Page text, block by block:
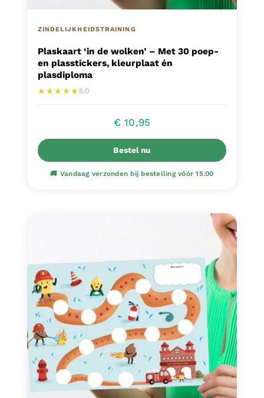
ZINDELIJKHEIDSTRAINING
Plaskaart ‘in de wolken’ – Met 30 poep-
en plasstickers, kleurplaat én
plasdiploma
★★★★★ 5,0
€ 10,95
Bestel nu